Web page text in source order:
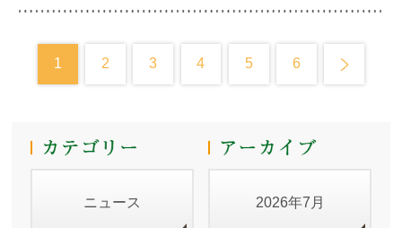
1 2 3 4 5 6
ニュース 2026年7月